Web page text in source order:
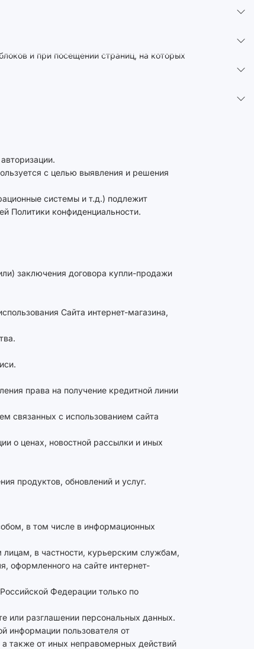
и при посещении страниц, на которых
с целью выявления и решения
системы и т.д.) подлежит
Политики конфиденциальности.
заключения договора купли-продажи
Сайта интернет-магазина,
права на получение кредитной линии
связанных с использованием сайта
о ценах, новостной рассылки и иных
продуктов, обновлений и услуг.
в том числе в информационных
лицам, в частности, курьерским службам,
оформленного на сайте интернет-
Федерации только по
или разглашении персональных данных.
информации пользователя от
также от иных неправомерных действий